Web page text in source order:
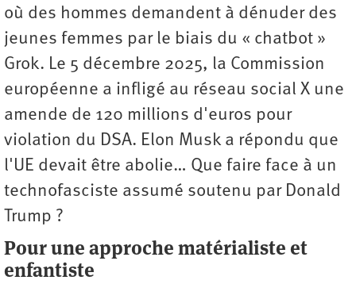
où des hommes demandent à dénuder des
jeunes femmes par le biais du « chatbot »
Grok. Le 5 décembre 2025, la Commission
européenne a infligé au réseau social X une
amende de 120 millions d'euros pour
violation du DSA. Elon Musk a répondu que
l'UE devait être abolie… Que faire face à un
technofasciste assumé soutenu par Donald
Trump ?
Pour une approche matérialiste et
enfantiste